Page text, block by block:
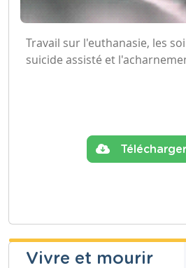
Travail sur l'euthanasie, les
suicide assisté et
Télécharger
Vivre et mourir